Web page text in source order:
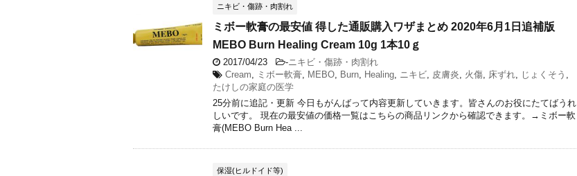
ニキビ・傷跡・肉割れ
ミボー軟膏の最安値 得した通販購入ワザまとめ 2020年6月1日追補版
MEBO Burn Healing Cream 10g 1本10ｇ
2017/04/23 -ニキビ・傷跡・肉割れ
Cream, ミボー軟膏, MEBO, Burn, Healing, ニキビ, 皮膚炎, 火傷, 床ずれ, じょくそう ,
たけしの家庭の医学
25分前に追記・更新 今日もがんばって内容更新していきます。皆さんのお役にたてばうれ
しいです。 現在の最安値の価格一覧はこちらの商品リンクから確認できます。→ミボー軟
膏(MEBO Burn Hea ...
保湿(ヒルドイド等)